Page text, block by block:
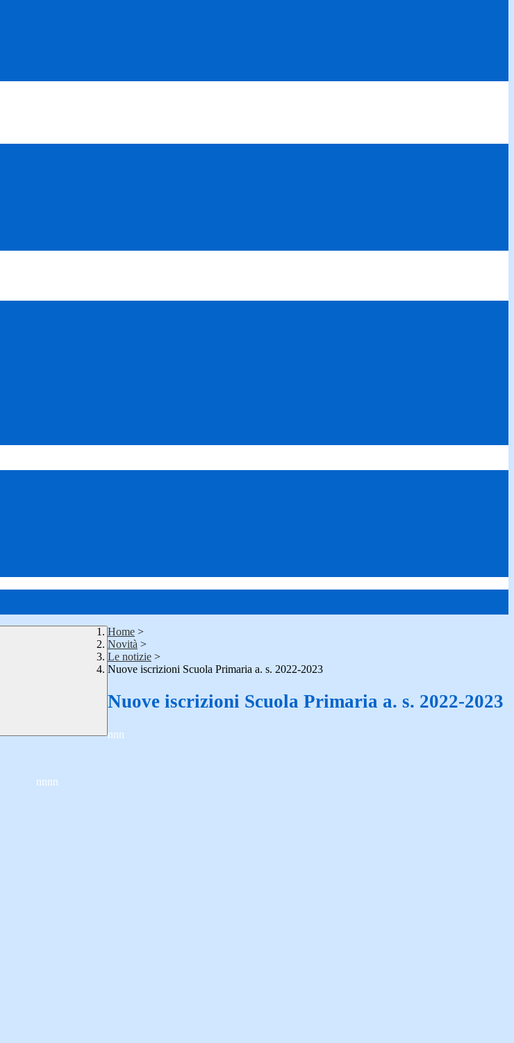
Home >
Novità >
Le notizie >
Nuove iscrizioni Scuola Primaria a. s. 2022-2023
Nuove iscrizioni Scuola Primaria a. s. 2022-2023
nnn
nnnn